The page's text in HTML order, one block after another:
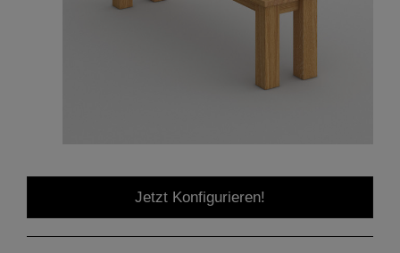
Jetzt Konfigurieren!